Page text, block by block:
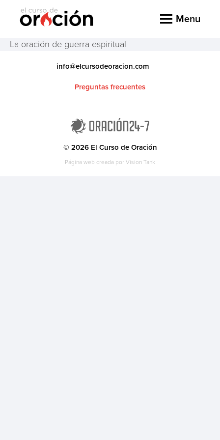
Menu
La oración de guerra espiritual
© 2026 El Curso de Oración
info@elcursodeoracion.com
Preguntas frecuentes
Página web creada por Vision Tank